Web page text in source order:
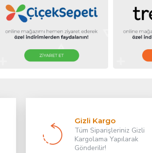
Gizli Kargo
Tüm Siparişleriniz Gizli
Kargolama Yapılarak
Gönderilir!